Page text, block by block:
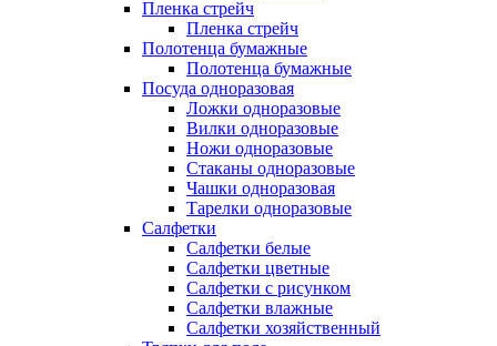
Пленка стрейч
Пленка стрейч
Полотенца бумажные
Полотенца бумажные
Посуда одноразовая
Ложки одноразовые
Вилки одноразовые
Ножи одноразовые
Стаканы одноразовые
Чашки одноразовая
Тарелки одноразовые
Салфетки
Салфетки белые
Салфетки цветные
Салфетки с рисунком
Салфетки влажные
Салфетки хозяйственный